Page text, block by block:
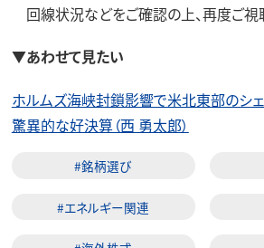
回線状況などをご確認の上、再度ご視
▼あわせて見たい
ホルムズ海峡封鎖影響で米北東部のシ
驚異的な好決算（西 勇太郎）
#銘柄選び
#エネルギー関連